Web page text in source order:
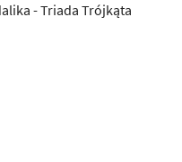
- Triada Trójkąta